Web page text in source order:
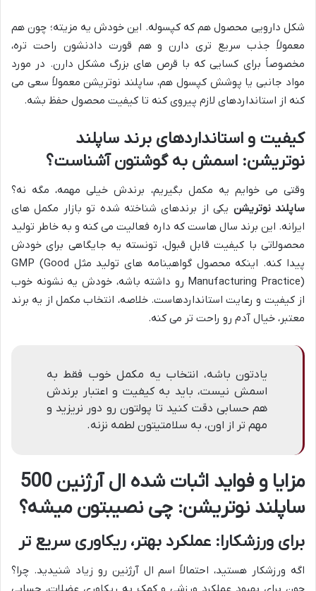
شکل دارویی محصول هم که کپسوله. این خودش یه مزیته؛ چون هم
معمولاً جذب سریع تری دارن و هم قورت دادنشون راحت تره،
مخصوصاً برای کسایی که با قرص های بزرگ مشکل دارن. در مورد
مواد جانبی یا پوشش کپسول هم، ساپلند نوتریشن معمولاً سعی می
کنه از استانداردهای لازم پیروی کنه تا کیفیت محصول حفظ بشه.
کیفیت و استانداردهای برند ساپلند
نوتریشن: اسمش به گوشتون آشناست؟
وقتی می خوایم یه مکمل بگیریم، برندش خیلی مهمه، مگه نه؟
ساپلند نوتریشن یکی از برندهای شناخته شده تو بازار مکمل های
ایرانه. این برند سال هاست که داره فعالیت می کنه و به خاطر تولید
محصولاتی با کیفیت قابل قبول، تونسته یه جایگاهی برای خودش
پیدا کنه. اینکه محصول گواهینامه های تولید مثل GMP (Good
Manufacturing Practice) رو داشته باشه، خودش یه نشونه خوب
از کیفیت و رعایت استانداردهاست. خلاصه، انتخاب مکمل از یه برند
معتبر، خیال آدم رو راحت تر می کنه.
یادتون باشه، انتخاب یه مکمل خوب فقط به
اسمش نیست، باید به کیفیت و اعتبار برندش
هم حسابی دقت کنید تا پولتون رو دور نریزید و
مهم تر از اون، به سلامتیتون لطمه نزنه.
مزایا و فواید اثبات شده ال آرژنین 500
ساپلند نوتریشن: چی نصیبتون میشه؟
برای ورزشکارا: عملکرد بهتر، ریکاوری سریع تر
اگه ورزشکار هستید، احتمالاً اسم ال آرژنین رو زیاد شنیدید. چرا؟